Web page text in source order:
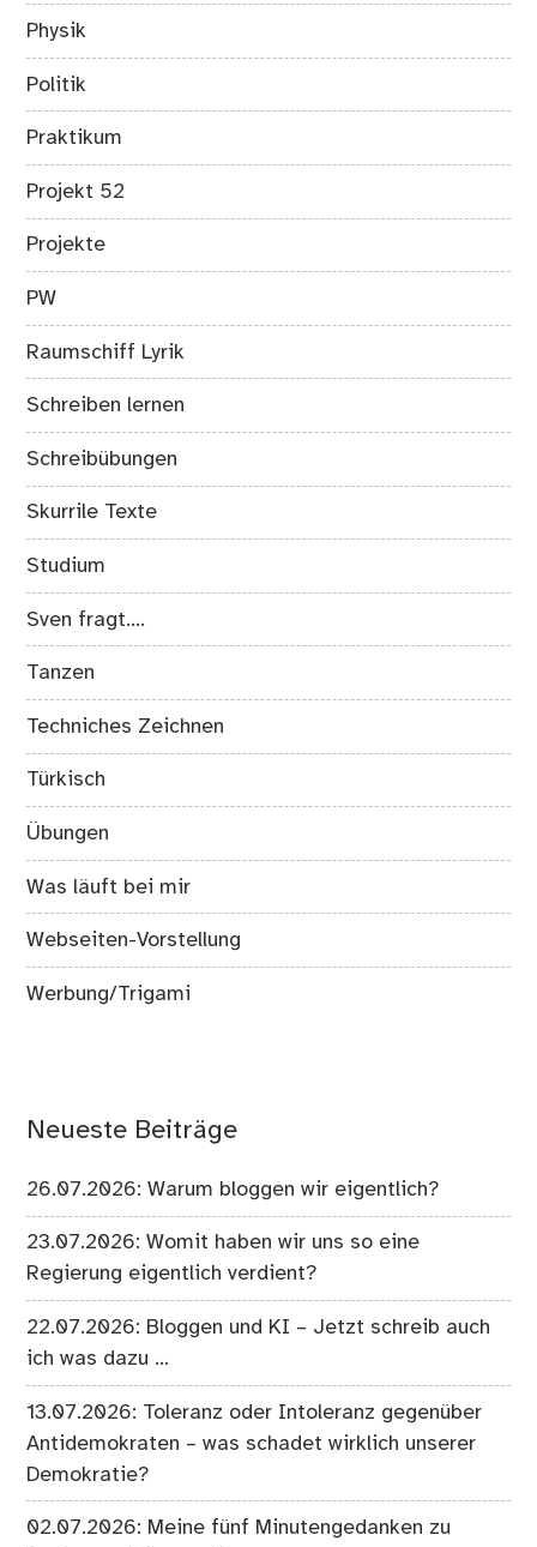
Physik
Politik
Praktikum
Projekt 52
Projekte
PW
Raumschiff Lyrik
Schreiben lernen
Schreibübungen
Skurrile Texte
Studium
Sven fragt….
Tanzen
Techniches Zeichnen
Türkisch
Übungen
Was läuft bei mir
Webseiten-Vorstellung
Werbung/Trigami
Neueste Beiträge
26.07.2026: Warum bloggen wir eigentlich?
23.07.2026: Womit haben wir uns so eine
Regierung eigentlich verdient?
22.07.2026: Bloggen und KI – Jetzt schreib auch
ich was dazu …
13.07.2026: Toleranz oder Intoleranz gegenüber
Antidemokraten – was schadet wirklich unserer
Demokratie?
02.07.2026: Meine fünf Minutengedanken zu